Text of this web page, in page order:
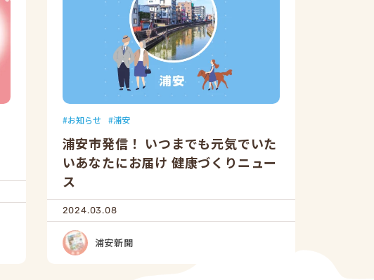
お知らせ 浦安
浦安市発信！ いつまでも元気でいた
いあなたにお届け 健康づくりニュー
ス
2024.03.08
浦安新聞